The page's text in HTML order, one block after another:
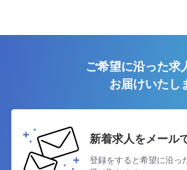
ご希望に沿った求
お届けいたし
新着求人をメール
登録をすると希望に沿っ